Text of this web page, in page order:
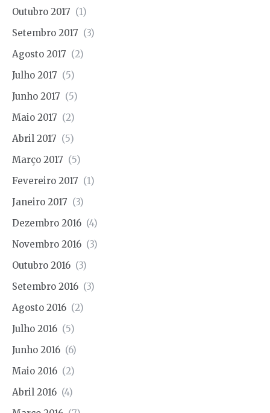
Outubro 2017 (1)
Setembro 2017 (3)
Agosto 2017 (2)
Julho 2017 (5)
Junho 2017 (5)
Maio 2017 (2)
Abril 2017 (5)
Março 2017 (5)
Fevereiro 2017 (1)
Janeiro 2017 (3)
Dezembro 2016 (4)
Novembro 2016 (3)
Outubro 2016 (3)
Setembro 2016 (3)
Agosto 2016 (2)
Julho 2016 (5)
Junho 2016 (6)
Maio 2016 (2)
Abril 2016 (4)